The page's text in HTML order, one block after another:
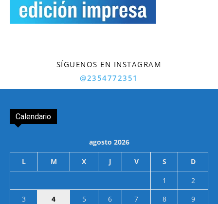
SÍGUENOS EN INSTAGRAM
@2354772351
Calendario
agosto 2026
L M X J V S D
1
2
3
4 5 6 7 8
9